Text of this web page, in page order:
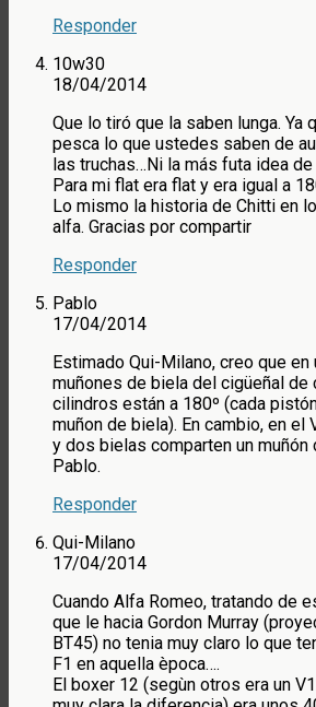
Responder
10w30
18/04/2014
Que lo tiró que la saben lunga. Ya
pesca lo que ustedes saben de
las truchas…Ni la más futa idea
Para mi flat era flat y era igual a
Lo mismo la historia de Chitti en
alfa. Gracias por compartir
Responder
Pablo
17/04/2014
Estimado Qui-Milano, creo que
muñones de biela del cigüeñal de
cilindros están a 180º (cada
muñon de biela). En cambio, en el
y dos bielas comparten un muñón
Pablo.
Responder
Qui-Milano
17/04/2014
Cuando Alfa Romeo, tratando de
que le hacia Gordon Murray
BT45) no tenia muy claro lo que
F1 en aquella època….
El boxer 12 (segùn otros era un